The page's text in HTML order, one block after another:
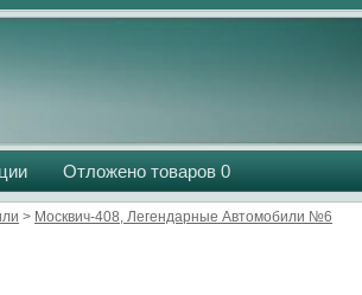
Отложено товаров 0
> Москвич-408, Легендарные Автомобили №6